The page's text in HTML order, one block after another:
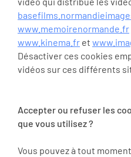
www.memoirenormande.fr
www.kinema.fr et
Désactiver ces cookies
vidéos sur ces différents
Accepter ou refuser les
que vous utilisez ?
Vous pouvez à tout